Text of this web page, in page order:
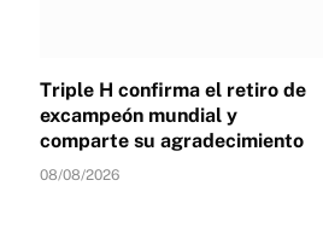
Triple H confirma el retiro de
excampeón mundial y
comparte su agradecimiento
08/08/2026